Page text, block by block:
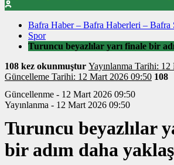
Bafra Haber – Bafra Haberleri – Bafra
Spor
Turuncu beyazlılar yarı finale bir
108 kez okunmuştur Yayınlanma Tarihi:
Güncelleme Tarihi: 12 Mart 2026 09:50 108
Güncellenme - 12 Mart 2026 09:50
Yayınlanma - 12 Mart 2026 09:50
Turuncu beyazlılar
bir adım daha